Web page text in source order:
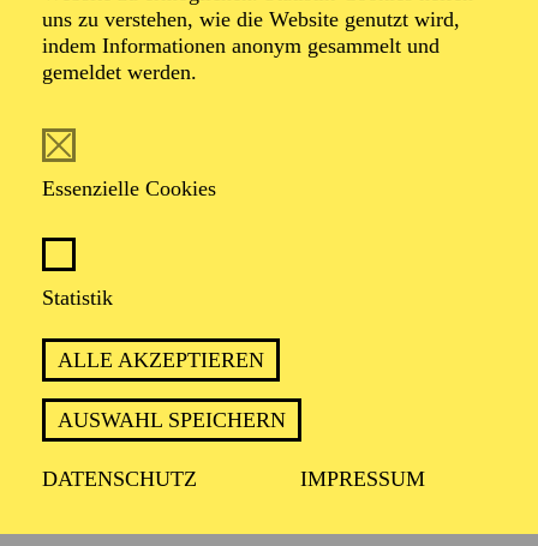
uns zu verstehen, wie die Website genutzt wird,
indem Informationen anonym gesammelt und
gemeldet werden.
Essenzielle Cookies
Statistik
ALLE AKZEPTIEREN
AUSWAHL SPEICHERN
DATENSCHUTZ IMPRESSUM
Beschreibung